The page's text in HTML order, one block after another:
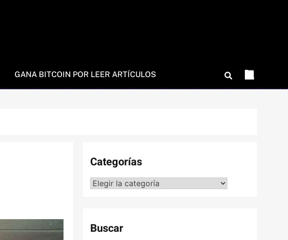
GANA BITCOIN POR LEER ARTÍCULOS
Categorías
Categorías
Buscar